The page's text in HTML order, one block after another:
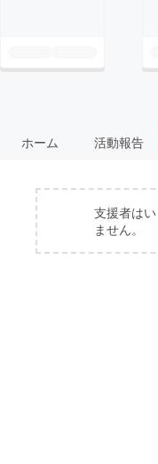
ホーム 活動報告
支援者はい
ません。